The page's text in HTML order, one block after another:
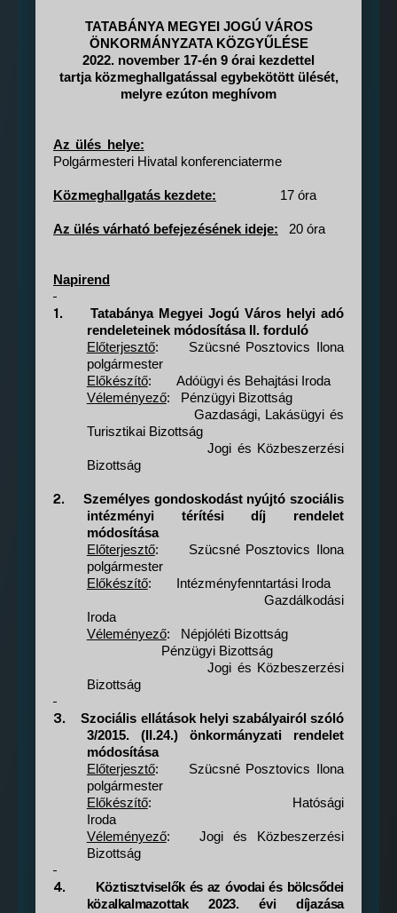
TATABÁNYA MEGYEI JOGÚ VÁROS
ÖNKORMÁNYZATA KÖZGYŰLÉSE
2022. november 17-én 9 órai kezdettel
tartja közmeghallgatással egybekötött ülését,
melyre ezúton meghívom
Az ülés helye:
Polgármesteri Hivatal konferenciaterme
Közmeghallgatás kezdete: 17 óra
Az ülés várható befejezésének ideje: 20 óra
Napirend
1.
Tatabánya Megyei Jogú Város helyi adó
rendeleteinek módosítása II. forduló
Előterjesztő:
Szücsné Posztovics Ilona
polgármester
Előkészítő:
Adóügyi és Behajtási Iroda
Véleményező:
Pénzügyi Bizottság
Gazdasági, Lakásügyi és
Turisztikai Bizottság
Jogi és Közbeszerzési
Bizottság
2.
Személyes gondoskodást nyújtó szociális
intézményi térítési díj rendelet
módosítása
Előterjesztő:
Szücsné Posztovics Ilona
polgármester
Előkészítő:
Intézményfenntartási Iroda
Gazdálkodási
Iroda
Véleményező:
Népjóléti Bizottság
Pénzügyi Bizottság
Jogi és Közbeszerzési
Bizottság
3.
Szociális ellátások helyi szabályairól szóló
3/2015. (II.24.) önkormányzati rendelet
módosítása
Előterjesztő:
Szücsné Posztovics Ilona
polgármester
Előkészítő:
Hatósági
Iroda
Véleményező:
Jogi és Közbeszerzési
Bizottság
4.
Köztisztviselők és az óvodai és bölcsődei
közalkalmazottak 2023. évi díjazása